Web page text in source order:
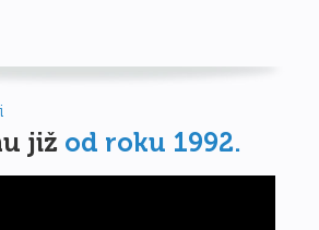
již od roku 1992.